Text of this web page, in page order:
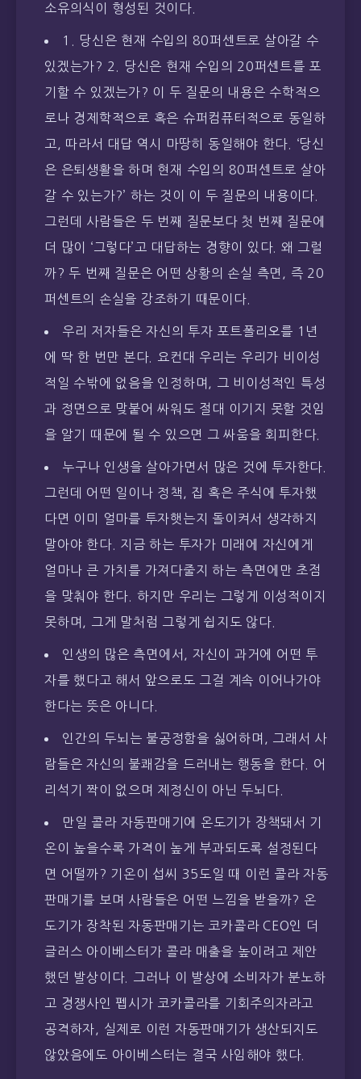
소유의식이 형성된 것이다.
1. 당신은 현재 수입의 80퍼센트로 살아갈 수
있겠는가? 2. 당신은 현재 수입의 20퍼센트를 포
기할 수 있겠는가? 이 두 질문의 내용은 수학적으
로나 경제학적으로 혹은 슈퍼컴퓨터적으로 동일하
고, 따라서 대답 역시 마땅히 동일해야 한다. ‘당신
은 은퇴생활을 하며 현재 수입의 80퍼센트로 살아
갈 수 있는가?’ 하는 것이 이 두 질문의 내용이다.
그런데 사람들은 두 번째 질문보다 첫 번째 질문에
더 많이 ‘그렇다’고 대답하는 경향이 있다. 왜 그럴
까? 두 번째 질문은 어떤 상황의 손실 측면, 즉 20
퍼센트의 손실을 강조하기 때문이다.
우리 저자들은 자신의 투자 포트폴리오를 1년
에 딱 한 번만 본다. 요컨대 우리는 우리가 비이성
적일 수밖에 없음을 인정하며, 그 비이성적인 특성
과 정면으로 맞붙어 싸워도 절대 이기지 못할 것임
을 알기 때문에 될 수 있으면 그 싸움을 회피한다.
누구나 인생을 살아가면서 많은 것에 투자한다.
그런데 어떤 일이나 정책, 집 혹은 주식에 투자했
다면 이미 얼마를 투자햇는지 돌이켜서 생각하지
말아야 한다. 지금 하는 투자가 미래에 자신에게
얼마나 큰 가치를 가져다줄지 하는 측면에만 초점
을 맞춰야 한다. 하지만 우리는 그렇게 이성적이지
못하며, 그게 말처럼 그렇게 쉽지도 않다.
인생의 많은 측면에서, 자신이 과거에 어떤 투
자를 했다고 해서 앞으로도 그걸 계속 이어나가야
한다는 뜻은 아니다.
인간의 두뇌는 불공정함을 싫어하며, 그래서 사
람들은 자신의 불쾌감을 드러내는 행동을 한다. 어
리석기 짝이 없으며 제정신이 아닌 두뇌다.
만일 콜라 자동판매기에 온도기가 장책돼서 기
온이 높을수록 가격이 높게 부과되도록 설정된다
면 어떨까? 기온이 섭씨 35도일 때 이런 콜라 자동
판매기를 보며 사람들은 어떤 느낌을 받을까? 온
도기가 장착된 자동판매기는 코카콜라 CEO인 더
글러스 아이베스터가 콜라 매출을 높이려고 제안
했던 발상이다. 그러나 이 발상에 소비자가 분노하
고 경쟁사인 펩시가 코카콜라를 기회주의자라고
공격하자, 실제로 이런 자동판매기가 생산되지도
않았음에도 아이베스터는 결국 사임해야 했다.